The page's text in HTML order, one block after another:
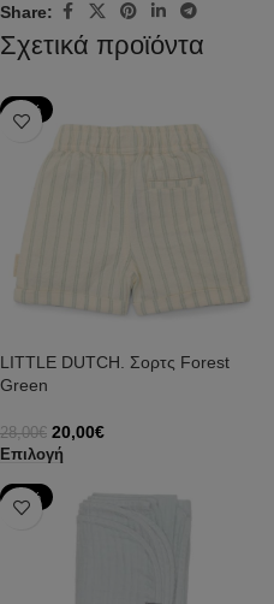
Share:
Σχετικά προϊόντα
-29%
LITTLE DUTCH. Σορτς Forest
Green
28,00€ 20,00€
Επιλογή
-61%